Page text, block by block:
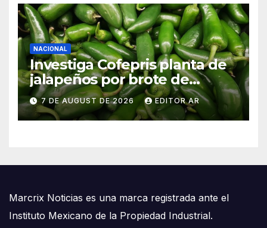
NACIONAL
Investiga Cofepris planta de
jalapeños por brote de
salmonela en Estados Unidos
7 DE AUGUST DE 2026 EDITOR AR
Marcrix Noticias es una marca registrada ante el
Instituto Mexicano de la Propiedad Industrial.